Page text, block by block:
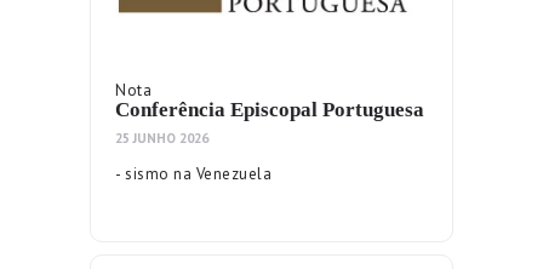
Nota
Conferência Episcopal Portuguesa
25 JUNHO 2026
- sismo na Venezuela